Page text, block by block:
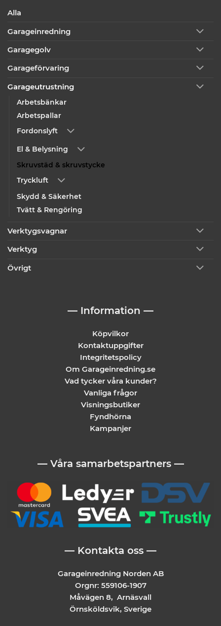
Alla
Garageinredning
Garagegolv
Garageförvaring
Garageutrustning
Arbetsbänkar
Arbetspallar
Fordonslyft
El & Belysning
Skruvstäd & skruvstycke
Tryckluft
Skydd & Säkerhet
Tvätt & Rengöring
Verktygsvagnar
Verktyg
Övrigt
— Information —
Köpvilkor
Kontaktuppgifter
Integritetspolicy
Om Garageinredning.se
Vad tycker våra kunder?
Vanliga frågor
Visningsbutiker
Fyndhörna
Kampanjer
— Våra samarbetspartners —
— Kontakta oss —
Garageinredning Norden AB
Orgnr: 559106-1907
Måvägen 8, Arnäsvall
Örnsköldsvik, Sverige